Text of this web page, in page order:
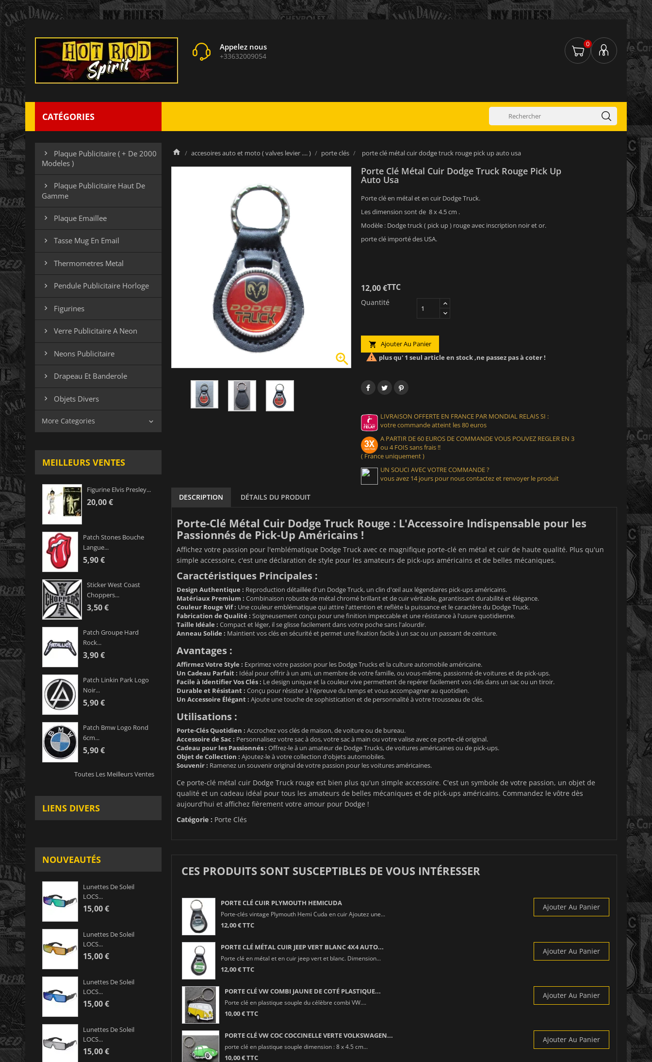
Appelez nous
+33632009054
0
CATÉGORIES

Plaque Publicitaire ( + De 2000
Modeles )

Plaque Publicitaire Haut De
Gamme
 Plaque Emaillee
 Tasse Mug En Email
 Thermometres Metal
 Pendule Publicitaire Horloge
 Figurines
 Verre Publicitaire A Neon
 Neons Publicitaire
 Drapeau Et Banderole
 Objets Divers
More Categories 
MEILLEURS VENTES
Figurine Elvis Presley...
20,00 €
Patch Stones Bouche
Langue...
5,90 €
Sticker West Coast
Choppers...
3,50 €
Patch Groupe Hard
Rock...
3,90 €
Patch Linkin Park Logo
Noir...
5,90 €
Patch Bmw Logo Rond
6cm...
5,90 €
Toutes Les Meilleurs Ventes
LIENS DIVERS
NOUVEAUTÉS
Lunettes De Soleil
LOCS...
15,00 €
Lunettes De Soleil
LOCS...
15,00 €
Lunettes De Soleil
LOCS...
15,00 €
Lunettes De Soleil
LOCS...
15,00 €
accesoires auto et moto ( valves levier .... ) porte clés porte clé métal cuir dodge truck rouge pick up auto usa

Porte Clé Métal Cuir Dodge Truck Rouge Pick Up
Auto Usa
Porte clé en métal et en cuir Dodge Truck.
Les dimension sont de 8 x 4.5 cm .
Modèle : Dodge truck ( pick up ) rouge avec inscription noir et or.
porte clé importé des USA.
12,00 €TTC
Quantité
 Ajouter Au Panier
 plus qu' 1 seul article en stock ,ne passez pas à coter !
LIVRAISON OFFERTE EN FRANCE PAR MONDIAL RELAIS SI :
votre commande atteint les 80 euros
A PARTIR DE 60 EUROS DE COMMANDE VOUS POUVEZ REGLER EN 3
ou 4 FOIS sans frais !!
( France uniquement )
UN SOUCI AVEC VOTRE COMMANDE ?
vous avez 14 jours pour nous contactez et renvoyer le produit
DESCRIPTION DÉTAILS DU PRODUIT
Porte-Clé Métal Cuir Dodge Truck Rouge : L'Accessoire Indispensable pour les
Passionnés de Pick-Up Américains !
Affichez votre passion pour l'emblématique Dodge Truck avec ce magnifique porte-clé en métal et cuir de haute qualité. Plus qu'un
simple accessoire, c'est une déclaration de style pour les amateurs de pick-ups américains et de belles mécaniques.
Caractéristiques Principales :
Design Authentique : Reproduction détaillée d'un Dodge Truck, un clin d'œil aux légendaires pick-ups américains.
Matériaux Premium : Combinaison robuste de métal chromé brillant et de cuir véritable, garantissant durabilité et élégance.
Couleur Rouge Vif : Une couleur emblématique qui attire l'attention et reflète la puissance et le caractère du Dodge Truck.
Fabrication de Qualité : Soigneusement conçu pour une finition impeccable et une résistance à l'usure quotidienne.
Taille Idéale : Compact et léger, il se glisse facilement dans votre poche sans l'alourdir.
Anneau Solide : Maintient vos clés en sécurité et permet une fixation facile à un sac ou un passant de ceinture.
Avantages :
Affirmez Votre Style : Exprimez votre passion pour les Dodge Trucks et la culture automobile américaine.
Un Cadeau Parfait : Idéal pour offrir à un ami, un membre de votre famille, ou vous-même, passionné de voitures et de pick-ups.
Facile à Identifier Vos Clés : Le design unique et la couleur vive permettent de repérer facilement vos clés dans un sac ou un tiroir.
Durable et Résistant : Conçu pour résister à l'épreuve du temps et vous accompagner au quotidien.
Un Accessoire Élégant : Ajoute une touche de sophistication et de personnalité à votre trousseau de clés.
Utilisations :
Porte-Clés Quotidien : Accrochez vos clés de maison, de voiture ou de bureau.
Accessoire de Sac : Personnalisez votre sac à dos, votre sac à main ou votre valise avec ce porte-clé original.
Cadeau pour les Passionnés : Offrez-le à un amateur de Dodge Trucks, de voitures américaines ou de pick-ups.
Objet de Collection : Ajoutez-le à votre collection d'objets automobiles.
Souvenir : Ramenez un souvenir original de votre passion pour les voitures américaines.
Ce porte-clé métal cuir Dodge Truck rouge est bien plus qu'un simple accessoire. C'est un symbole de votre passion, un objet de
qualité et un cadeau idéal pour tous les amateurs de belles mécaniques et de pick-ups américains. Commandez le vôtre dès
aujourd'hui et affichez fièrement votre amour pour Dodge !
Catégorie : Porte Clés
CES PRODUITS SONT SUSCEPTIBLES DE VOUS INTÉRESSER
PORTE CLÉ CUIR PLYMOUTH HEMICUDA
Porte-clés vintage Plymouth Hemi Cuda en cuir Ajoutez une...
12,00 € TTC
Ajouter Au Panier
PORTE CLÉ MÉTAL CUIR JEEP VERT BLANC 4X4 AUTO...
Porte clé en métal et en cuir jeep vert et blanc. Dimension...
12,00 € TTC
Ajouter Au Panier
PORTE CLÉ VW COMBI JAUNE DE COTÉ PLASTIQUE...
Porte clé en plastique souple du célèbre combi VW....
10,00 € TTC
Ajouter Au Panier
PORTE CLÉ VW COC COCCINELLE VERTE VOLKSWAGEN...
porte clé en plastique souple dimension : 8 x 4.5 cm...
10,00 € TTC
Ajouter Au Panier